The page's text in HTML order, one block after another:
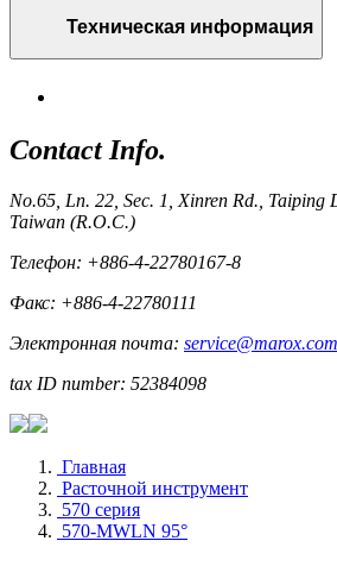
Техническая информация
Contact Info.
No.65, Ln. 22, Sec. 1, Xinren Rd., Taiping
Taiwan (R.O.C.)
Телефон: +886-4-22780167-8
Факс: +886-4-22780111
Электронная почта:
tax ID number: 52384098
Главная
Расточной инструмент
570 серия
570-MWLN 95°